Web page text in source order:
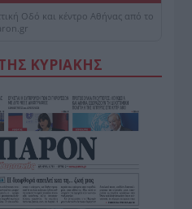
Οδό και κέντρο Αθήνας από το
ΚΥΡΙΑΚΗΣ